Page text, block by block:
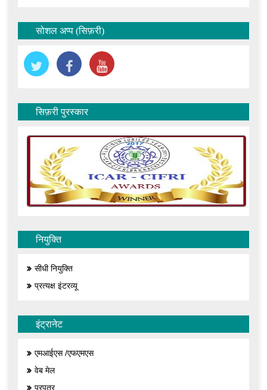
सोशल अप्प (सिफ़री)
सिफ़री पुरस्कार
नियुक्ति
सीधी नियुक्ति
प्रत्यक्ष इंटरव्यू
इंट्रानेट
एमआईएस /एफएमएस
वेब मेल
प्रपत्र